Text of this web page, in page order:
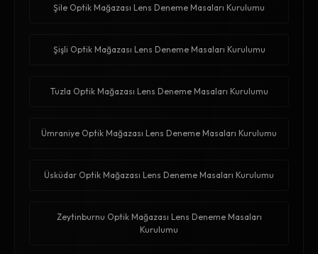
Şile Optik Mağazası Lens Deneme Masaları Kurulumu
Şişli Optik Mağazası Lens Deneme Masaları Kurulumu
Tuzla Optik Mağazası Lens Deneme Masaları Kurulumu
Ümraniye Optik Mağazası Lens Deneme Masaları Kurulumu
Üsküdar Optik Mağazası Lens Deneme Masaları Kurulumu
Zeytinburnu Optik Mağazası Lens Deneme Masaları
Kurulumu